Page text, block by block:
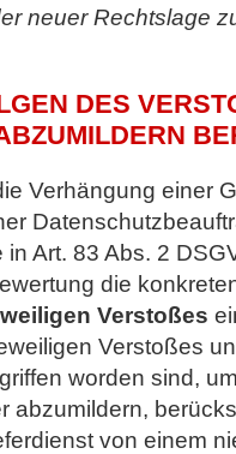
neuer Rechtslage
DES
Verhängung einer
in Art. 83 Abs. 2
die
Verstoßes
Verstoßes
worden sind,
abzumildern,
von einem